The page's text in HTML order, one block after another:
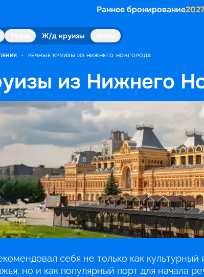
Раннее бронирование2027
Ж/д круизы
• РЕЧНЫЕ КРУИЗЫ ИЗ НИЖНЕГО НОВГОРОДА
из Нижнего
себя не только как культурный
но и как популярный порт для начала